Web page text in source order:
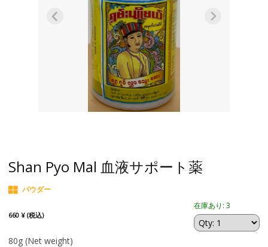
Shan Pyo Mal 血液サポート薬
パウダー
660 ¥ (税込)
在庫あり: 3
80g (Net weight)